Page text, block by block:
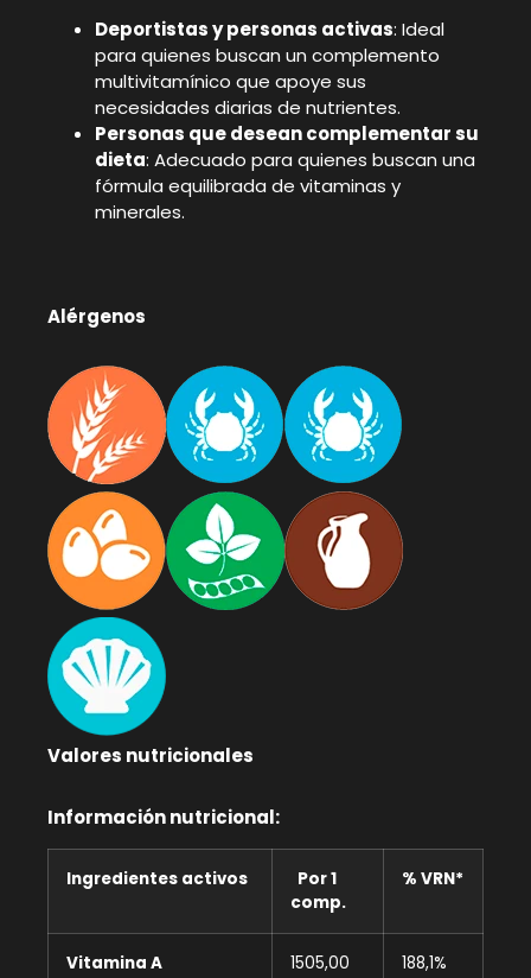
Deportistas y personas activas: Ideal
para quienes buscan un complemento
multivitamínico que apoye sus
necesidades diarias de nutrientes.
Personas que desean complementar su
dieta: Adecuado para quienes buscan una
fórmula equilibrada de vitaminas y
minerales.
Alérgenos
Valores nutricionales
Información nutricional:
Ingredientes activos
Por 1
comp.
% VRN*
Vitamina A
1505,00
188,1%